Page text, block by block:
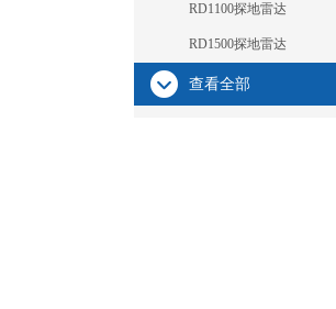
RD1100探地雷达
RD1500探地雷达
查看全部